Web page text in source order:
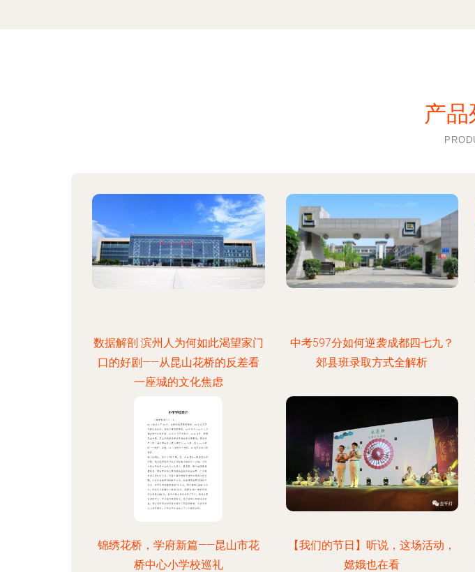
产品
数据解剖 滨州人为何如此渴望家门
口的好剧——从昆山花桥的反差看
一座城的文化焦虑
中考597分如何逆袭成都四七九？
郊县班录取方式全解析
锦绣花桥，学府新篇——昆山市花
桥中心小学校巡礼
【我们的节日】听说，这场活动，
嫦娥也在看